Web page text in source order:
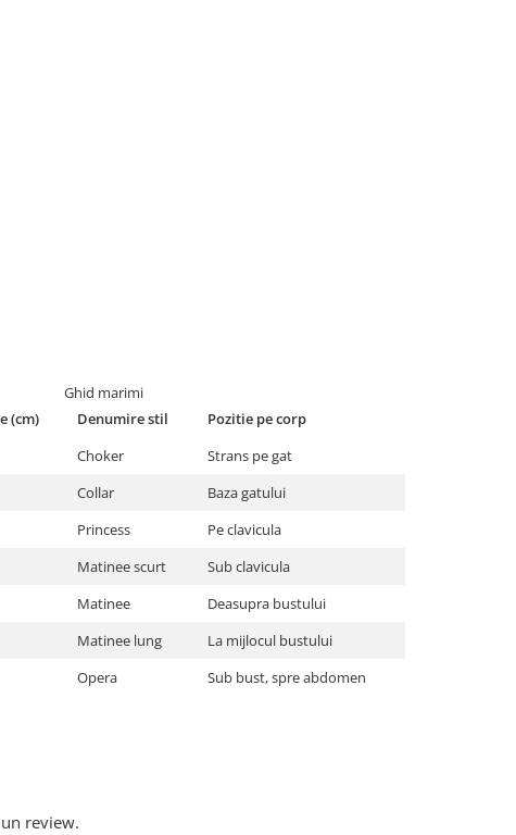
Ghid marimi
(cm) Denumire stil
Pozitie pe corp
Choker
Strans pe gat
Collar
Baza gatului
Princess
Pe clavicula
Matinee scurt
Sub clavicula
Matinee
Deasupra bustului
Matinee lung
La mijlocul bustului
Opera Sub bust, spre abdomen
review.